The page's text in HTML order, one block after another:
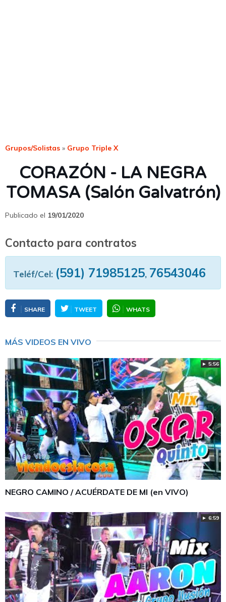
Grupos/Solistas » Grupo Triple X
CORAZÓN - LA NEGRA
TOMASA (Salón Galvatrón)
Publicado el 19/01/2020
Contacto para contratos
Teléf/Cel: (591) 71985125, 76543046
SHARE TWEET WHATS
MÁS VIDEOS EN VIVO
► 5:56
NEGRO CAMINO / ACUÉRDATE DE MI (en VIVO)
► 6:59